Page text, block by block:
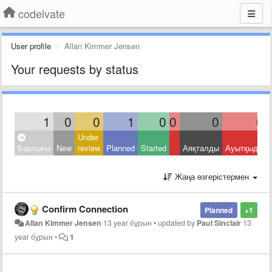
codeivate
User profile Allan Kimmer Jensen
Your requests by status
1 0 0 1 0 0 0 0
Барлығы New
Under
review Planned Started Аяқталды Ауытқыды
Жаңа өзгерістермен
+1
Planned
Confirm Connection
Allan Kimmer Jensen 13 year бұрын •updated by Paul Sinclair 13
year бұрын • 1